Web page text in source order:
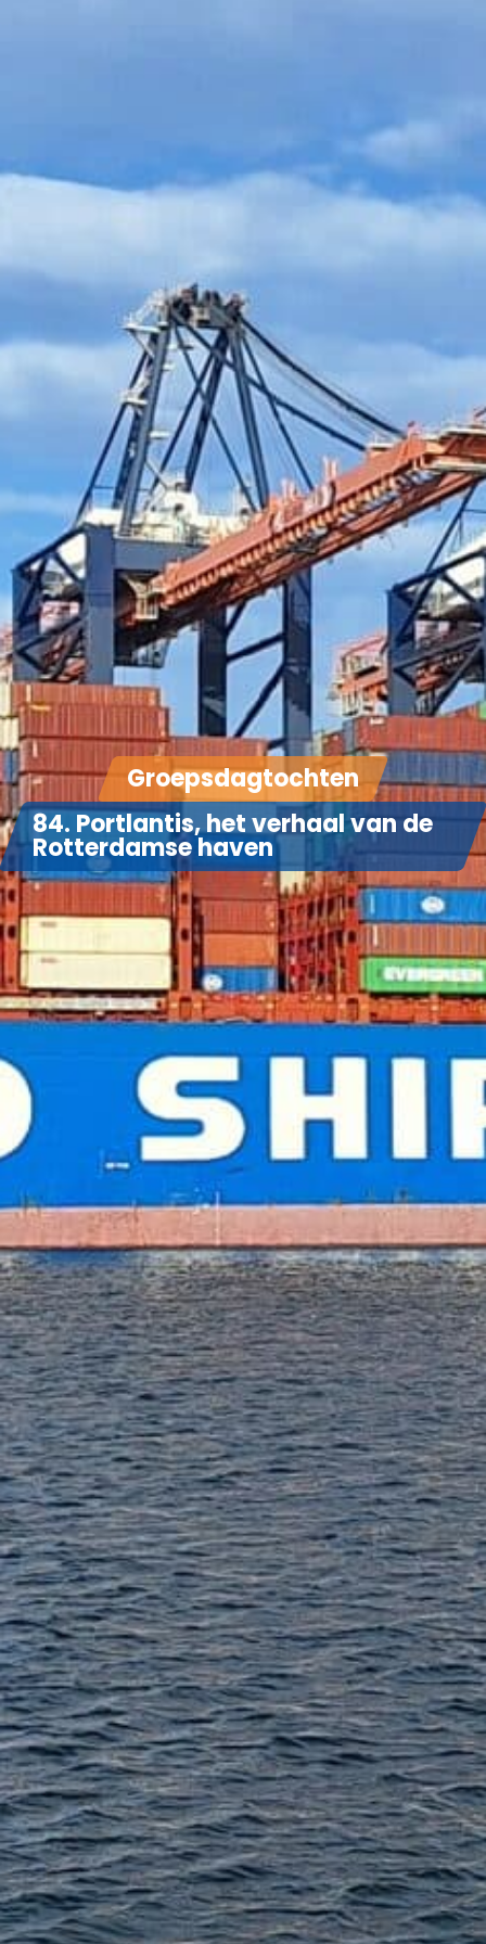
Groepsdagtochten
84. Portlantis, het verhaal van de
Rotterdamse haven